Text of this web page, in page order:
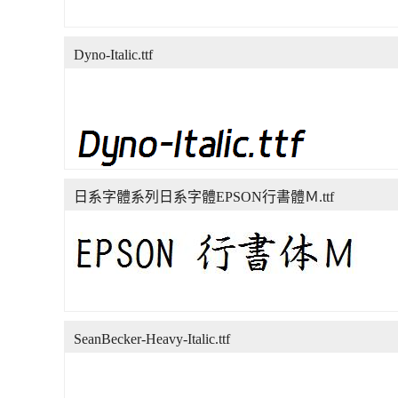
Dyno-Italic.ttf
日系字體系列日系字體EPSON行書體Ｍ.ttf
SeanBecker-Heavy-Italic.ttf